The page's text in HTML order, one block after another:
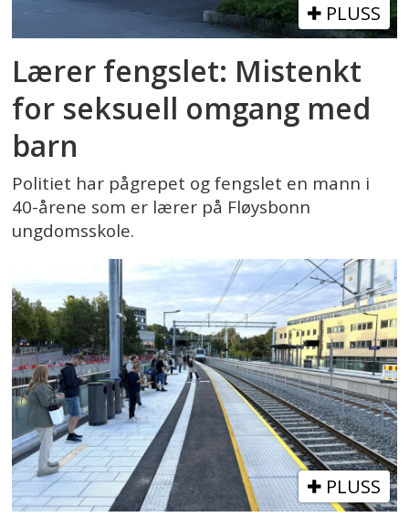
PLUSS
Lærer fengslet: Mistenkt
for seksuell omgang med
barn
Politiet har pågrepet og fengslet en mann i
40-årene som er lærer på Fløysbonn
ungdomsskole.
PLUSS